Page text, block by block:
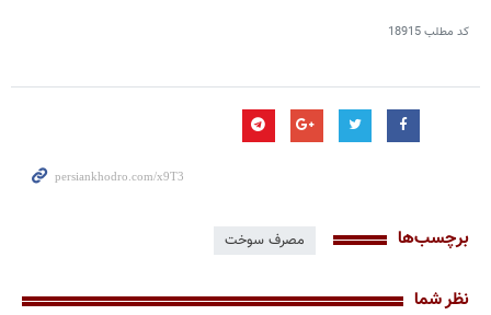
کد مطلب18915
برچسب‌ها مصرف سوخت
نظر شما